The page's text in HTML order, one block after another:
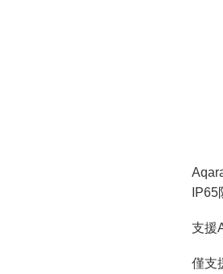
IP65
支援
僅支